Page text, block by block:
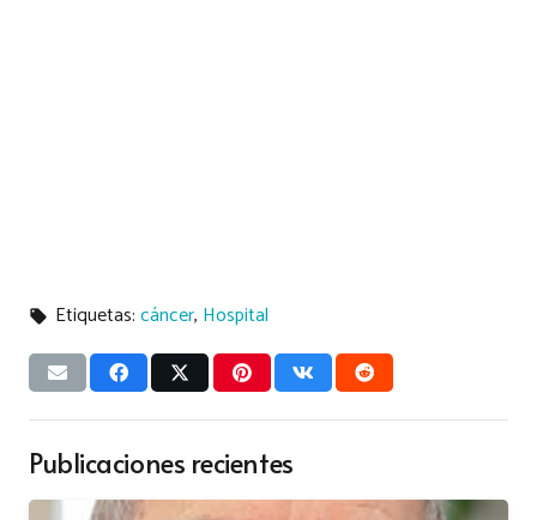
local_offer Etiquetas:cáncer, Hospital
Publicaciones recientes